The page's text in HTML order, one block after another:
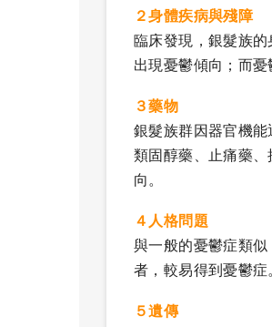
２身體疾病與殘障
臨床發現，銀髮族
出現憂鬱傾向；而憂
３藥物
銀髮族群因器官機能
類固醇藥、止痛藥
向。
４人格問題
與一般的憂鬱症類
者，較易得到憂鬱症
５遺傳